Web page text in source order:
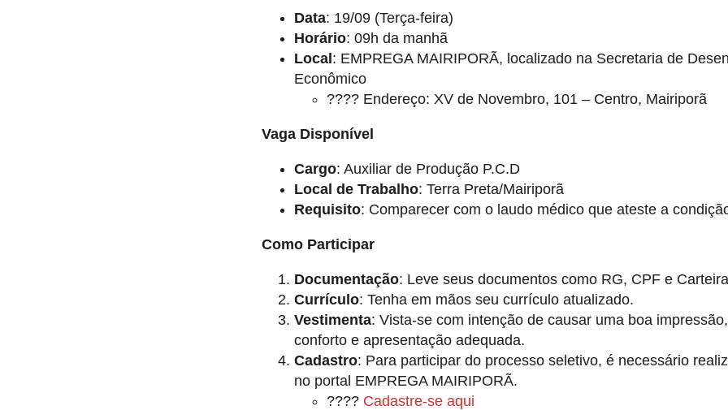
Data: 19/09 (Terça-feira)
Horário: 09h da manhã
Local: EMPREGA MAIRIPORÃ, localizado na Secretaria de
Econômico
???? Endereço: XV de Novembro, 101 – Centro, Mairiporã
Vaga Disponível
Cargo: Auxiliar de Produção P.C.D
Local de Trabalho: Terra Preta/Mairiporã
Requisito: Comparecer com o laudo médico que ateste a
Como Participar
Documentação: Leve seus documentos como RG, CPF e
Currículo: Tenha em mãos seu currículo atualizado.
Vestimenta: Vista-se com intenção de causar uma boa
conforto e apresentação adequada.
Cadastro: Para participar do processo seletivo, é necessário
no portal EMPREGA MAIRIPORÃ.
???? Cadastre-se aqui